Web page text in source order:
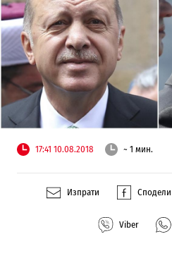
17:41 10.08.2018 ~ 1 мин.
Изпрати Сподели
Viber